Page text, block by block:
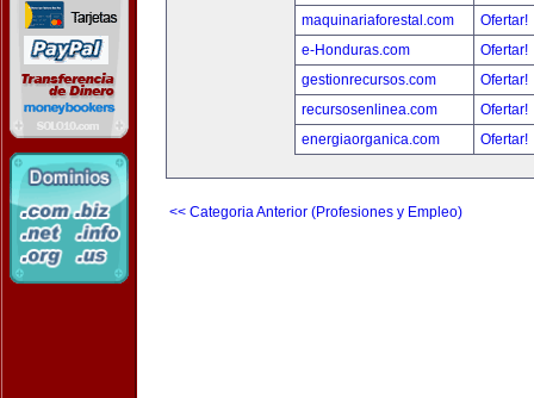
maquinariaforestal.com
Ofertar!
e-Honduras.com
Ofertar!
gestionrecursos.com
Ofertar!
recursosenlinea.com
Ofertar!
energiaorganica.com
Ofertar!
<< Categoria Anterior (Profesiones y Empleo)